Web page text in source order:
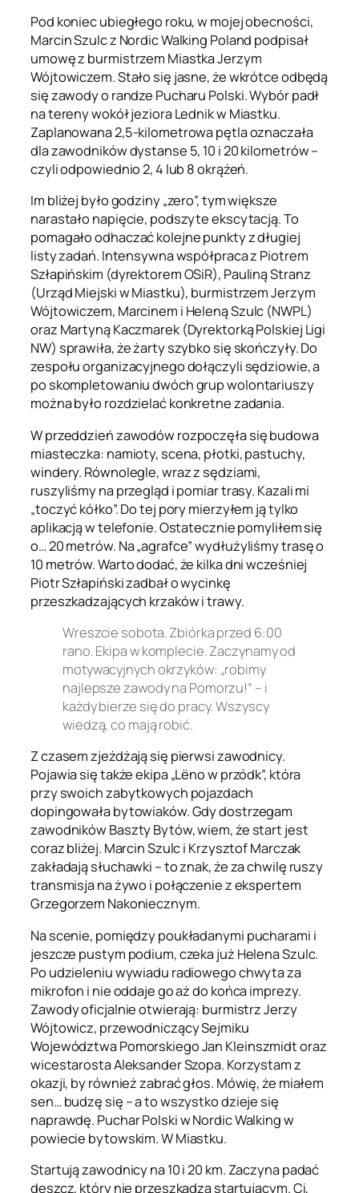
Pod koniec ubiegłego roku, w mojej obecności,
Marcin Szulc z Nordic Walking Poland podpisał
umowę z burmistrzem Miastka Jerzym
Wójtowiczem. Stało się jasne, że wkrótce odbędą
się zawody o randze Pucharu Polski. Wybór padł
na tereny wokół jeziora Lednik w Miastku.
Zaplanowana 2,5-kilometrowa pętla oznaczała
dla zawodników dystanse 5, 10 i 20 kilometrów –
czyli odpowiednio 2, 4 lub 8 okrążeń.
Im bliżej było godziny „zero”, tym większe
narastało napięcie, podszyte ekscytacją. To
pomagało odhaczać kolejne punkty z długiej
listy zadań. Intensywna współpraca z Piotrem
Szłapińskim (dyrektorem OSiR), Pauliną Stranz
(Urząd Miejski w Miastku), burmistrzem Jerzym
Wójtowiczem, Marcinem i Heleną Szulc (NWPL)
oraz Martyną Kaczmarek (Dyrektorką Polskiej Ligi
NW) sprawiła, że żarty szybko się skończyły. Do
zespołu organizacyjnego dołączyli sędziowie, a
po skompletowaniu dwóch grup wolontariuszy
można było rozdzielać konkretne zadania.
W przeddzień zawodów rozpoczęła się budowa
miasteczka: namioty, scena, płotki, pastuchy,
windery. Równolegle, wraz z sędziami,
ruszyliśmy na przegląd i pomiar trasy. Kazali mi
„toczyć kółko”. Do tej pory mierzyłem ją tylko
aplikacją w telefonie. Ostatecznie pomyliłem się
o… 20 metrów. Na „agrafce” wydłużyliśmy trasę o
10 metrów. Warto dodać, że kilka dni wcześniej
Piotr Szłapiński zadbał o wycinkę
przeszkadzających krzaków i trawy.
Wreszcie sobota. Zbiórka przed 6:00
rano. Ekipa w komplecie. Zaczynamy od
motywacyjnych okrzyków: „robimy
najlepsze zawody na Pomorzu!” – i
każdy bierze się do pracy. Wszyscy
wiedzą, co mają robić.
Z czasem zjeżdżają się pierwsi zawodnicy.
Pojawia się także ekipa „Lëno w przódk”, która
przy swoich zabytkowych pojazdach
dopingowała bytowiaków. Gdy dostrzegam
zawodników Baszty Bytów, wiem, że start jest
coraz bliżej. Marcin Szulc i Krzysztof Marczak
zakładają słuchawki – to znak, że za chwilę ruszy
transmisja na żywo i połączenie z ekspertem
Grzegorzem Nakoniecznym.
Na scenie, pomiędzy poukładanymi pucharami i
jeszcze pustym podium, czeka już Helena Szulc.
Po udzieleniu wywiadu radiowego chwyta za
mikrofon i nie oddaje go aż do końca imprezy.
Zawody oficjalnie otwierają: burmistrz Jerzy
Wójtowicz, przewodniczący Sejmiku
Województwa Pomorskiego Jan Kleinszmidt oraz
wicestarosta Aleksander Szopa. Korzystam z
okazji, by również zabrać głos. Mówię, że miałem
sen… budzę się – a to wszystko dzieje się
naprawdę. Puchar Polski w Nordic Walking w
powiecie bytowskim. W Miastku.
Startują zawodnicy na 10 i 20 km. Zaczyna padać
deszcz, który nie przeszkadza startującym. Ci,